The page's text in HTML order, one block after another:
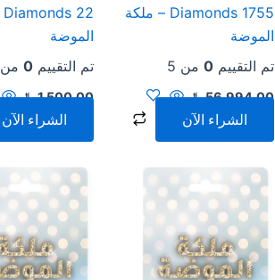
1755 Diamonds – ملكة
الموضة
تم التقييم0 من 5
56,994.00﷼
الشراء الآن
الموضة
تم التقييم 0من 5
1,500.00﷼
الشراء الآن